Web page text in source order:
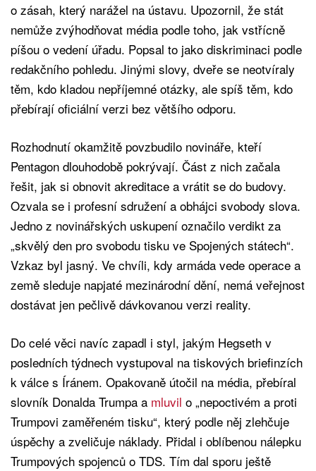
o zásah, který narážel na ústavu. Upozornil, že stát
nemůže zvýhodňovat média podle toho, jak vstřícně
píšou o vedení úřadu. Popsal to jako diskriminaci podle
redakčního pohledu. Jinými slovy, dveře se neotvíraly
těm, kdo kladou nepříjemné otázky, ale spíš těm, kdo
přebírají oficiální verzi bez většího odporu.
Rozhodnutí okamžitě povzbudilo novináře, kteří
Pentagon dlouhodobě pokrývají. Část z nich začala
řešit, jak si obnovit akreditace a vrátit se do budovy.
Ozvala se i profesní sdružení a obhájci svobody slova.
Jedno z novinářských uskupení označilo verdikt za
„skvělý den pro svobodu tisku ve Spojených státech“.
Vzkaz byl jasný. Ve chvíli, kdy armáda vede operace a
země sleduje napjaté mezinárodní dění, nemá veřejnost
dostávat jen pečlivě dávkovanou verzi reality.
Do celé věci navíc zapadl i styl, jakým Hegseth v
posledních týdnech vystupoval na tiskových briefinzích
k válce s Íránem. Opakovaně útočil na média, přebíral
slovník Donalda Trumpa a mluvil o „nepoctivém a proti
Trumpovi zaměřeném tisku“, který podle něj zlehčuje
úspěchy a zveličuje náklady. Přidal i oblíbenou nálepku
Trumpových spojenců o TDS. Tím dal sporu ještě